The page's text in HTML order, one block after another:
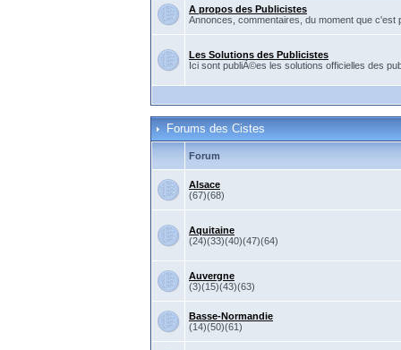
A propos des Publicistes
Annonces, commentaires, du moment que
Les Solutions des Publicistes
Ici sont publiÃ©es les solutions officielles des
Forums des Cistes
Forum
Alsace
(67)(68)
Aquitaine
(24)(33)(40)(47)(64)
Auvergne
(3)(15)(43)(63)
Basse-Normandie
(14)(50)(61)